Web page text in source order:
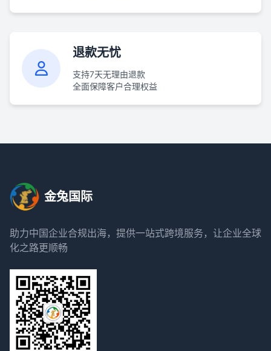
退款无忧
支持7天无理由退款
全面保障客户合理权益
金兔国际
助力中国企业合规出海，提供一站式跨境服务，让企业全球
化之路更顺畅